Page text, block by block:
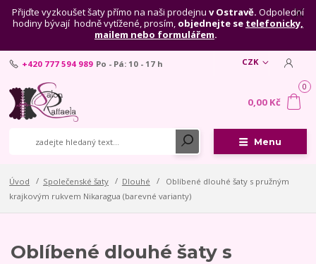
Přijďte vyzkoušet šaty přímo na naši prodejnu v Ostravě. Odpolední
hodiny bývají hodně vytížené, prosím, objednejte se telefonicky,
mailem nebo formulářem.
Menu
CZK
+420 777 594 989 Po - Pá: 10 - 17 h
0
0,00 Kč
Úvod Společenské šaty Dlouhé
Oblíbené dlouhé šaty s pružným
krajkovým rukvem Nikaragua (barevné varianty)
Oblíbené dlouhé šaty s